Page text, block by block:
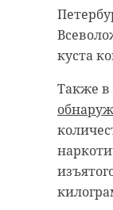
куста
Также в
четыре
есть
были
На
котята
они
лет.
дикого